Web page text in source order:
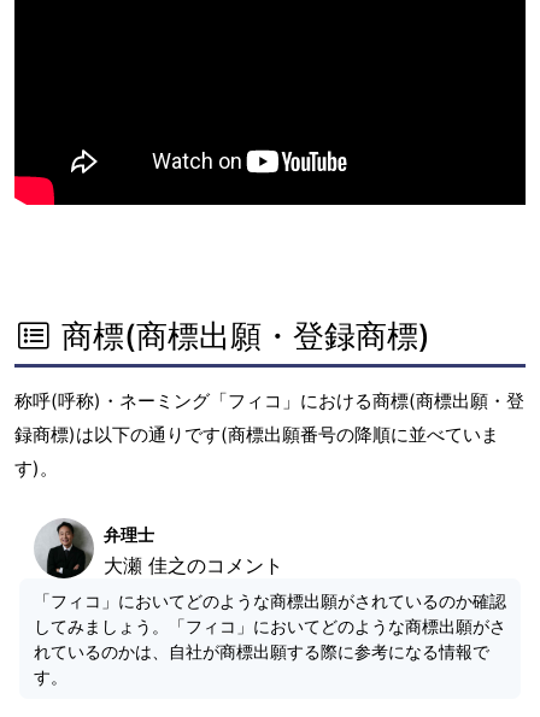
商標(商標出願・登録商標)
称呼(呼称)・ネーミング「フィコ」における商標(商標出願・登
録商標)は以下の通りです(商標出願番号の降順に並べていま
す)。
弁理士
大瀬 佳之のコメント
「フィコ」においてどのような商標出願がされているのか確認
してみましょう。「フィコ」においてどのような商標出願がさ
れているのかは、自社が商標出願する際に参考になる情報で
す。